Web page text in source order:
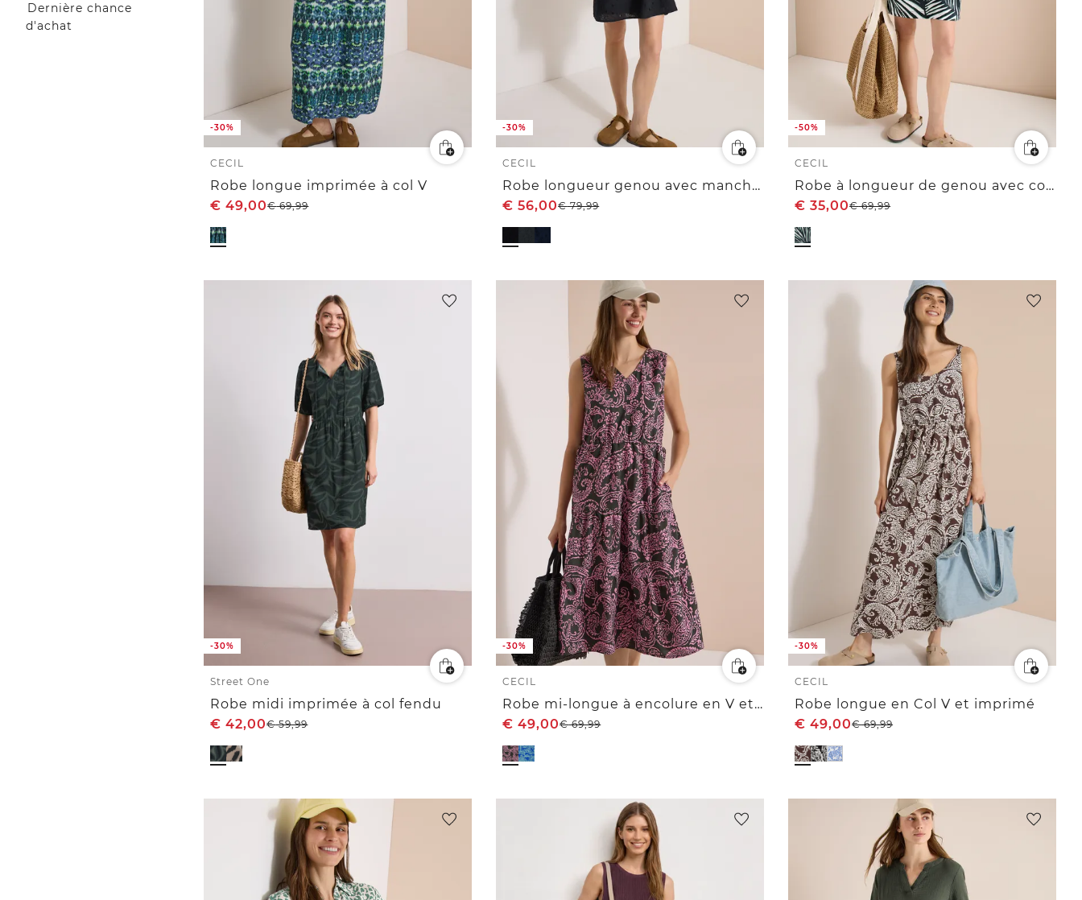
Dernière chance
d'achat
-30%
CECIL
Robe longue imprimée à col V
€ 49,00€69,99
-30%
CECIL
Robe longueur genou avec manches 3/4 et broderie
€ 56,00€79,99
-50%
CECIL
Robe à longueur de genou avec col en V arrondi
€ 35,00€69,99
-30%
Street One
Robe midi imprimée à col fendu
€ 42,00€59,99
-30%
CECIL
Robe mi-longue à encolure en V et imprimé
€ 49,00€69,99
-30%
CECIL
Robe longue en Col V et imprimé
€ 49,00€69,99